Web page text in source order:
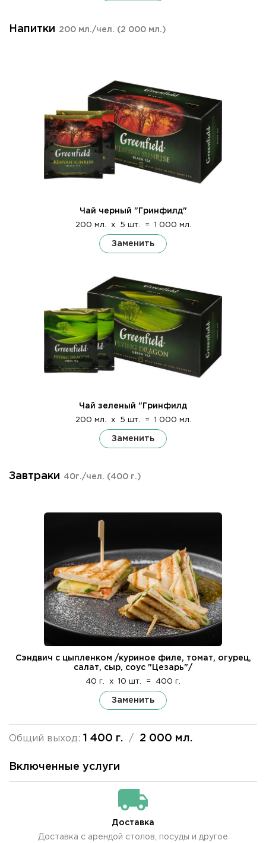
Напитки 200 мл./чел. (2 000 мл.)
Чай черный "Гринфилд"
200 мл. x 5 шт. = 1 000 мл.
Заменить
Чай зеленый "Гринфилд
200 мл. x 5 шт. = 1 000 мл.
Заменить
Завтраки 40г./чел. (400 г.)
Сэндвич с цыпленком /куриное филе, томат, огурец,
салат, сыр, соус "Цезарь"/
40 г. x 10 шт. = 400 г.
Заменить
Общий выход: 1 400 г. / 2 000 мл.
Включенные услуги
Доставка
Доставка с арендой столов, посуды и другое